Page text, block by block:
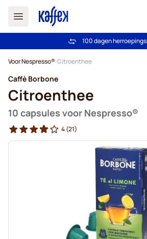
Gratis verzending
100 dagen
Voor Nespresso® Citroenthee
Caffè Borbone
Citroenthee
10 capsules voor Nespresso®
4(21)